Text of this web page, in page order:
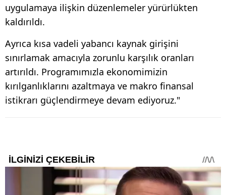
uygulamaya ilişkin düzenlemeler yürürlükten
kaldırıldı.
Ayrıca kısa vadeli yabancı kaynak girişini
sınırlamak amacıyla zorunlu karşılık oranları
artırıldı. Programımızla ekonomimizin
kırılganlıklarını azaltmaya ve makro finansal
istikrarı güçlendirmeye devam ediyoruz."